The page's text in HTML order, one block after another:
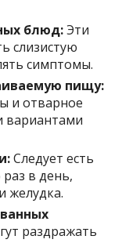
блюд:Эти
слизистую
симптомы.
пищу:
и отварное
вариантами
Следует есть
в день,
желудка.
раздражать